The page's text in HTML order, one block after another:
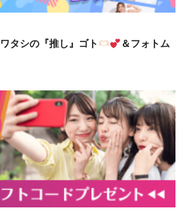
ワタシの『推し』ゴト
＆フォトム